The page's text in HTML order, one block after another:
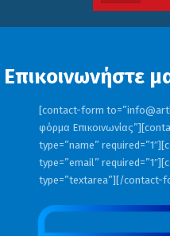
Επικοινωνήστε
[contact-form to=”
φόρμα
type=”name”
type=”email”
type=”textarea”][/contact-